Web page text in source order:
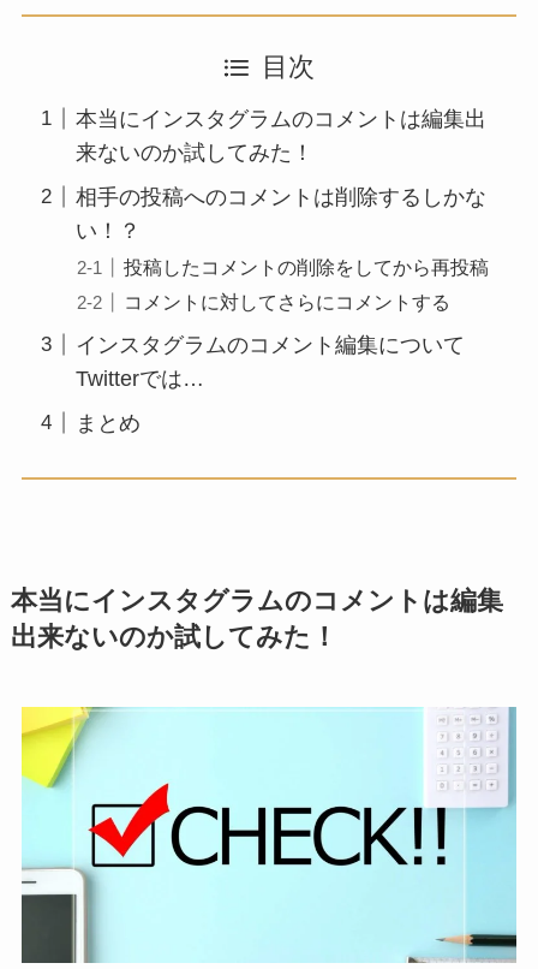
目次
本当にインスタグラムのコメントは編集出
来ないのか試してみた！
相手の投稿へのコメントは削除するしかな
い！？
投稿したコメントの削除をしてから再投稿
コメントに対してさらにコメントする
インスタグラムのコメント編集について
Twitterでは…
まとめ
本当にインスタグラムのコメントは編集
出来ないのか試してみた！